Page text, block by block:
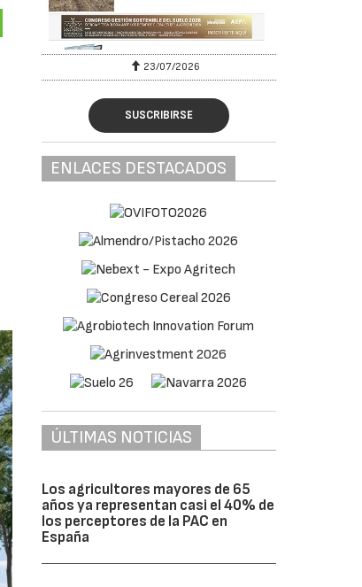
23/07/2026
SUSCRIBIRSE
ENLACES DESTACADOS
ÚLTIMAS NOTICIAS
Los agricultores mayores de 65
años ya representan casi el 40% de
los perceptores de la PAC en
España